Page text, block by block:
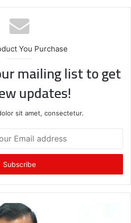
te
bo
You Purchase
mailing list to get
updates!
sit amet, consectetur.